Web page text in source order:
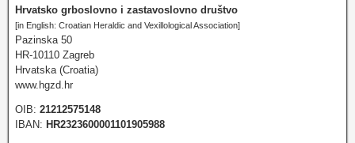
Hrvatsko grboslovno i zastavoslovno društvo
[in English: Croatian Heraldic and Vexillological Association]
Pazinska 50
HR-10110 Zagreb
Hrvatska (Croatia)
www.hgzd.hr
OIB: 21212575148
IBAN: HR2323600001101905988